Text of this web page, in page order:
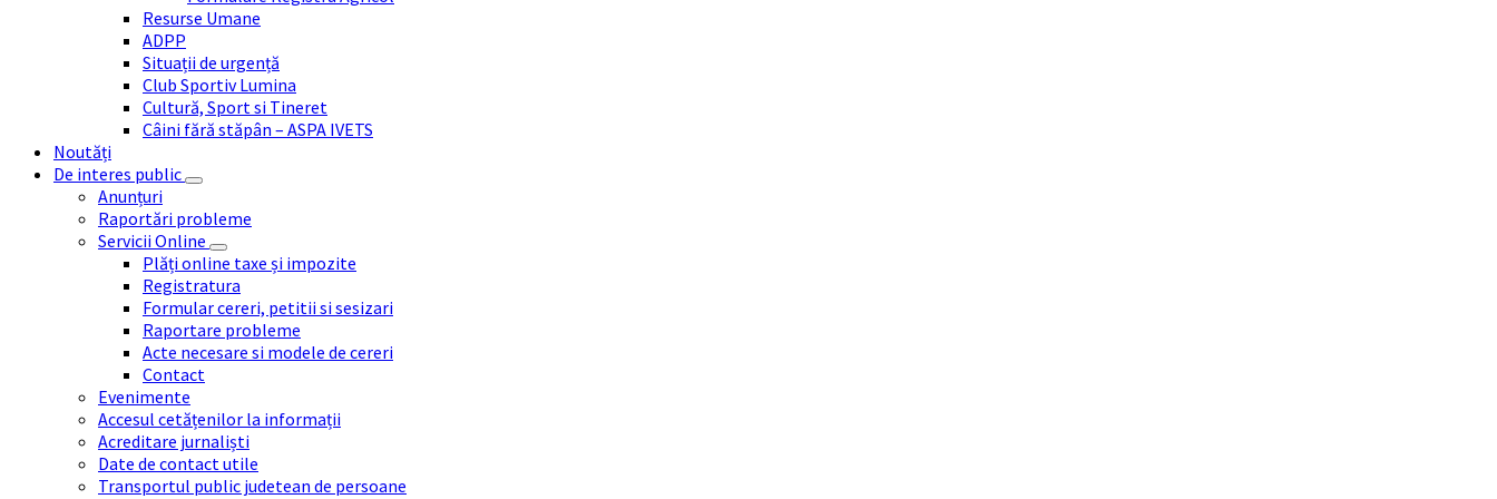
Resurse Umane
ADPP
Situații de urgență
Club Sportiv Lumina
Cultură, Sport si Tineret
Câini fără stăpân – ASPA IVETS
Noutăți
De interes public
Anunțuri
Raportări probleme
Servicii Online
Plăți online taxe și impozite
Registratura
Formular cereri, petitii si sesizari
Raportare probleme
Acte necesare si modele de cereri
Contact
Evenimente
Accesul cetățenilor la informații
Acreditare jurnaliști
Date de contact utile
Transportul public judetean de persoane